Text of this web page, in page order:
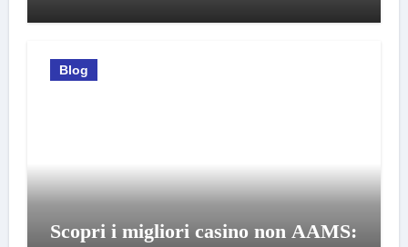
Blog
Scopri i migliori casino non AAMS: